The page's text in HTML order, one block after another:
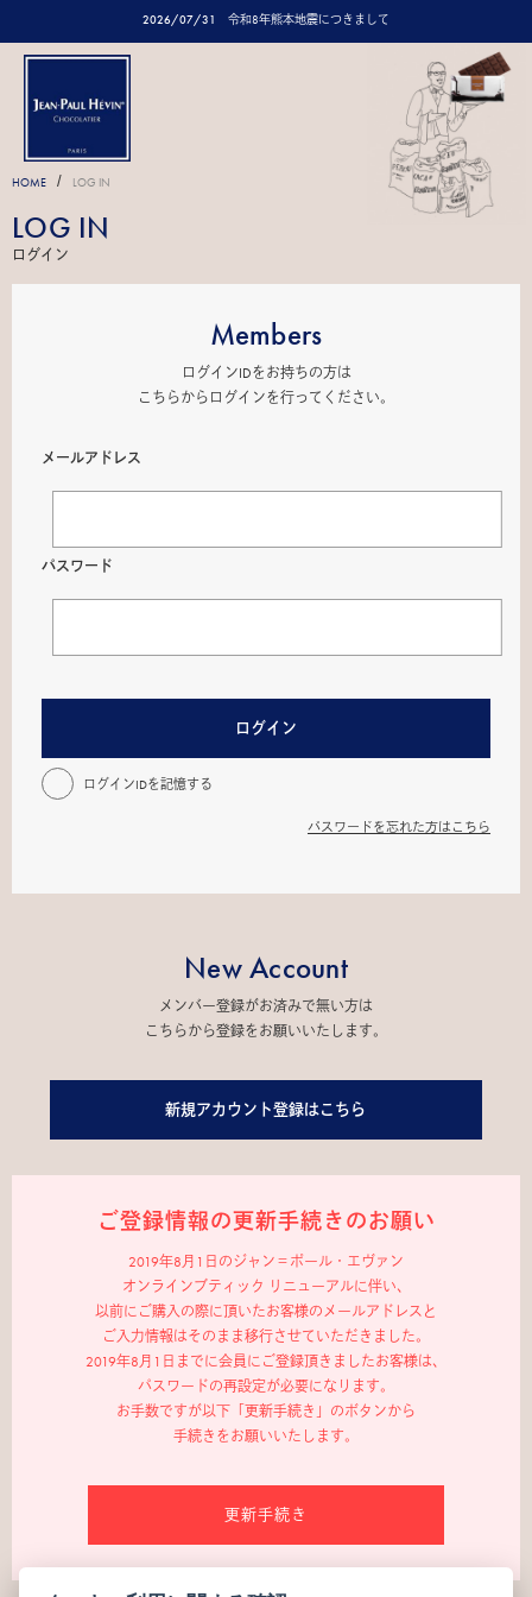
2026/07/31 令和8年熊本地震につきまして
HOME / LOG IN
LOG IN
ログイン
Members
ログインIDをお持ちの方は
こちらからログインを行ってください。
メールアドレス
パスワード
ログイン
ログインIDを記憶する
パスワードを忘れた方はこちら
New Account
メンバー登録がお済みで無い方は
こちらから登録をお願いいたします。
新規アカウント登録はこちら
ご登録情報の更新手続きのお願い
2019年8月1日のジャン＝ポール・エヴァン
オンラインブティック リニューアルに伴い、
以前にご購入の際に頂いたお客様のメールアドレスと
ご入力情報はそのまま移行させていただきました。
2019年8月1日までに会員にご登録頂きましたお客様は、
パスワードの再設定が必要になります。
お手数ですが以下「更新手続き」のボタンから
手続きをお願いいたします。
更新手続き